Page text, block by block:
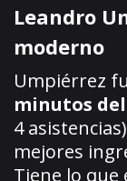
Leandro
moderno
Umpiérrez
minutos
4
mejores
Tiene lo que